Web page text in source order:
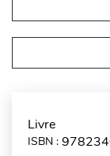
Livre
ISBN :